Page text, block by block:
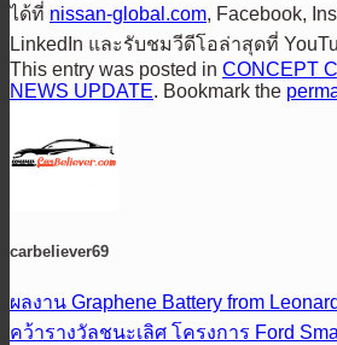
ได้ที่ nissan-global.com, Facebook,
LinkedIn และรับชมวีดีโอล่าสุดที่
This entry was posted in CONCEPT
NEWS UPDATE. Bookmark the
carbeliever69
ผลงาน Graphene Battery from
คว้ารางวัลชนะเลิศ โครงการ Ford